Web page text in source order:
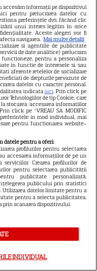
decizie radicală
său film! Ce
a făcut actorul
virale în care
prin dans
și Kristin
din nou mamă
în „My
Când
pe SkyShowtime
Bower, starul
Things”, intră în
Inelelor”.
accesăm informații pe dispozitivul
pentru prelucrarea datelor cu
preferințele dvs. făcând clic
unui interes legitim în orice
Aceste alegeri vor fi
navigarea. Mai multe detalii
si agentiile de publicitate
de date analitice) prelucram
pentru a personaliza
in functie de interesele si/sau
aferente retelelor de socializare
de drepturile prevazute de
datelor cu caracter personal.
indicataaici. Prin click pe
Tehnologiilor de tip Cookie, care
stocarea/accesarea informatiilor
click pe “VREAU SA MODIFIC
preferintele in mod individual, mai
pentru functionarea website-
datele pentru a oferi:
profilurilor pentru selectarea
accesarea informațiilor de pe un
serviciilor. Crearea profilurilor de
pentru selectarea publicității
publicitate personalizată.
publicului prin statistici
Utilizarea datelor limitate pentru a
pentru a selecta publicitatea.
prin scanarea dispozitivului.
INDIVIDUAL